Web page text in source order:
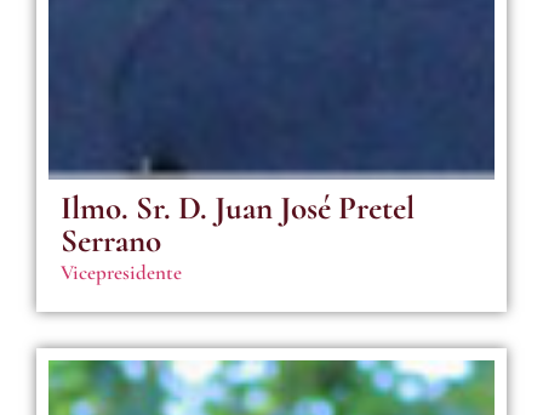
Ilmo. Sr. D. Juan José Pretel
Serrano
Vicepresidente